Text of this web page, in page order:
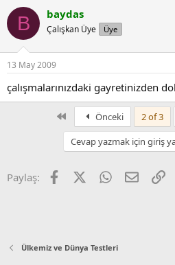
B baydas
Çalışkan Üye Üye
13 May 2009
çalışmalarınızdaki gayretinizden
Önceki 2 of 3
Cevap yazmak için giriş
Paylaş: Facebook WhatsApp
E-posta
Ülkemiz ve Dünya Testleri